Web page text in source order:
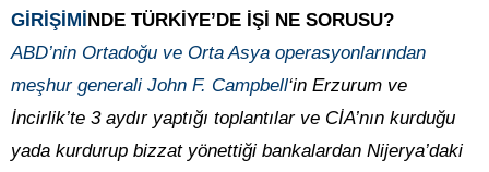
GİRİŞİMİ NDE TÜRKİYE’DE İŞİ NE SORUSU?
ABD’nin Ortadoğu ve Orta Asya operasyonlarından
meşhur generali John F. Campbell‘in Erzurum ve
İncirlik’te 3 aydır yaptığı toplantılar ve CİA’nın kurduğu
yada kurdurup bizzat yönettiği bankalardan Nijerya’daki